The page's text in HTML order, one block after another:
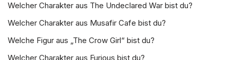
Welcher Charakter aus The Undeclared War bist du?
Welcher Charakter aus Musafir Cafe bist du?
Welche Figur aus „The Crow Girl“ bist du?
Welcher Charakter aus Furious bist du?